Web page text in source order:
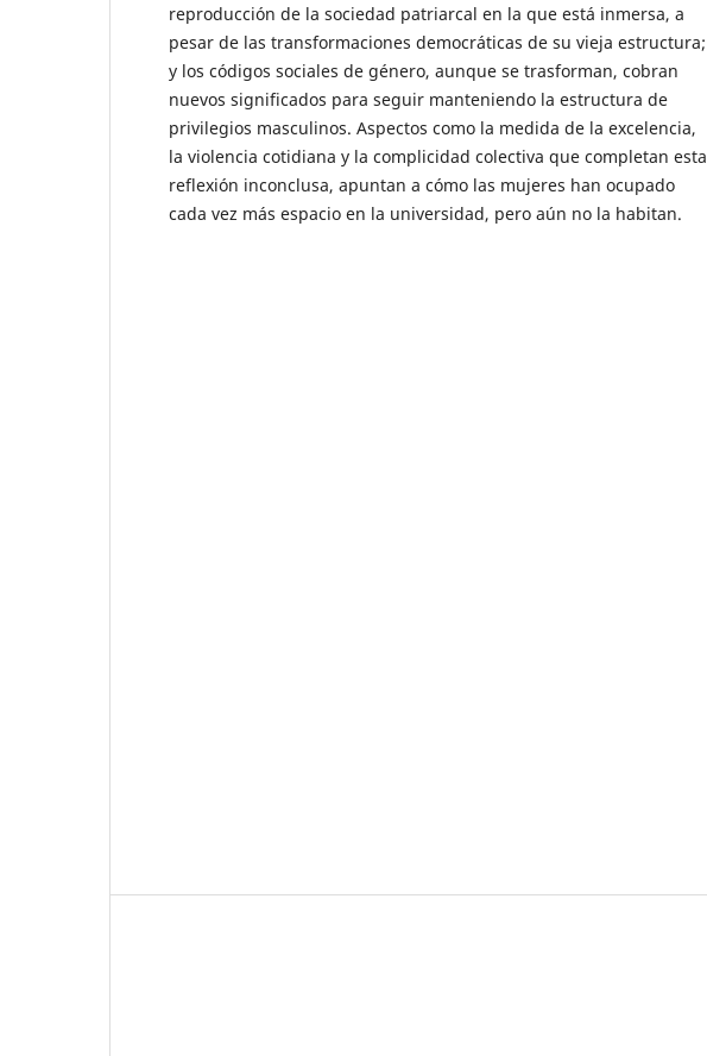
reproducción de la sociedad patriarcal en la que está inmersa, a
pesar de las transformaciones democráticas de su vieja estructura;
y los códigos sociales de género, aunque se trasforman, cobran
nuevos significados para seguir manteniendo la estructura de
privilegios masculinos. Aspectos como la medida de la excelencia,
la violencia cotidiana y la complicidad colectiva que completan esta
reflexión inconclusa, apuntan a cómo las mujeres han ocupado
cada vez más espacio en la universidad, pero aún no la habitan.